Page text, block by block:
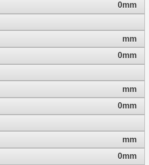
0mm
mm
0mm
mm
0mm
mm
0mm